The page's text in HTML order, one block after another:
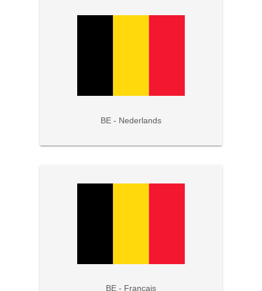
BE - Nederlands
BE - Français